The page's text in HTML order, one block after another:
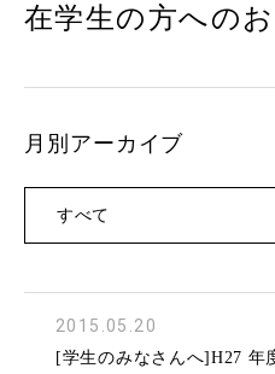
2015.05.20
[学生のみなさんへ]H27 年
在学生の方への
月別アーカイブ
すべて